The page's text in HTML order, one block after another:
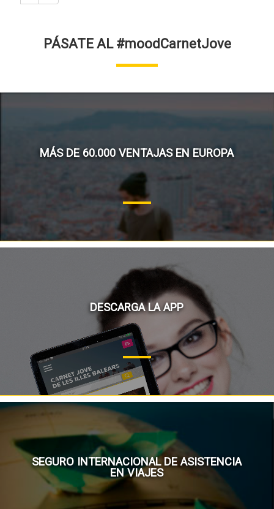
páginapágina
PÁSATE AL #moodCarnetJove
MÁS DE 60.000 VENTAJAS EN EUROPA
DESCARGA LA APP
SEGURO INTERNACIONAL DE ASISTENCIA
EN VIAJES